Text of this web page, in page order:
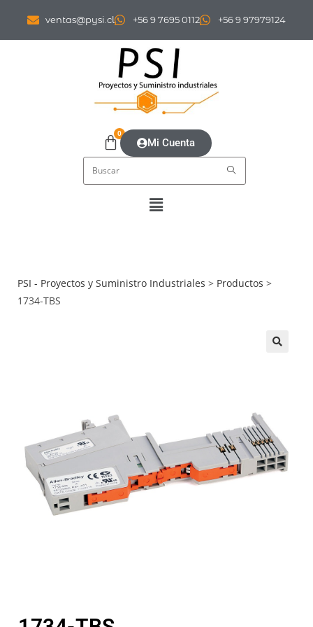
ventas@pysi.cl +56 9 7695 0112 +56 9 97979124
0
Mi Cuenta
PSI - Proyectos y Suministro Industriales > Productos >
1734-TBS